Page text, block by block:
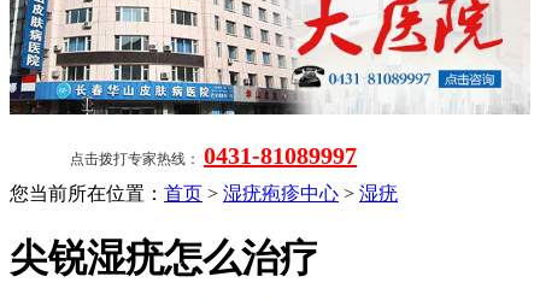
点击拨打专家热线： 0431-81089997
您当前所在位置： 首页 > 湿疣疱疹中心 > 湿疣
尖锐湿疣怎么治疗